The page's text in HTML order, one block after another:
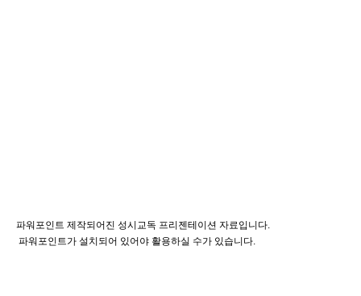
파워포인트 제작되어진 성시교독 프리젠테이션 자료입니다.
파워포인트가 설치되어 있어야 활용하실 수가 있습니다.